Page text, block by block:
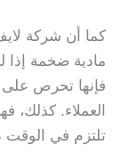
كما أن شركة
مادية ضخمة إذا
فإنها تحرص
العملاء. كذلك،
تلتزم في الوقت